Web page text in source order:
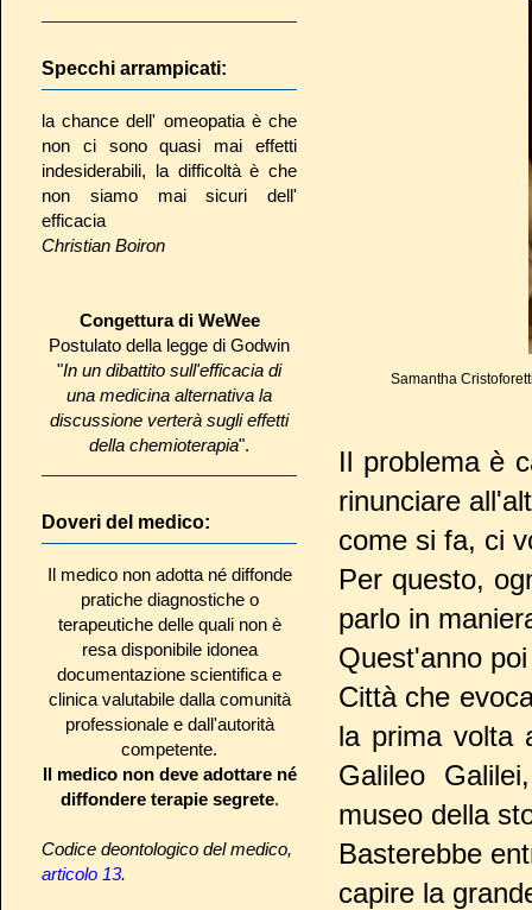
Samantha
Il problema è
rinunciare
come si fa, ci
Per questo,
parlo in
Quest'anno
Città che
la prima volta
Galileo
museo della
Basterebbe
capire la
Specchi arrampicati:
la chance dell' omeopatia è che
non ci sono quasi mai effetti
indesiderabili, la difficoltà è che
non siamo mai sicuri dell'
efficacia
Christian Boiron
Congettura di WeWee
Postulato della legge di Godwin
"In un dibattito sull'efficacia di
una medicina alternativa la
discussione verterà sugli effetti
della chemioterapia".
Doveri del medico:
Il medico non adotta né diffonde
pratiche diagnostiche o
terapeutiche delle quali non è
resa disponibile idonea
documentazione scientifica e
clinica valutabile dalla comunità
professionale e dall'autorità
competente.
Il medico non deve adottare né
diffondere terapie segrete.
Codice deontologico del medico,
articolo 13.